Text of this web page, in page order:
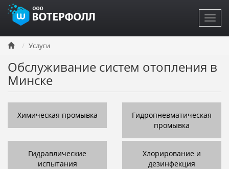
Перейти
основному
содержанию
Услуги
Обслуживание систем отопления в
Минске
Химическая промывка
Гидропневматическая
промывка
Гидравлические
испытания
Хлорирование и
дезинфекция